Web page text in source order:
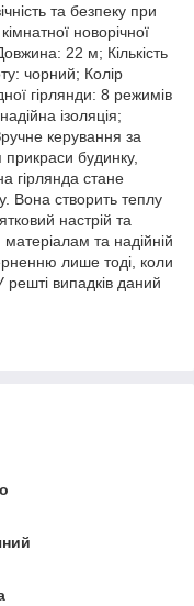
та безпеку при
новорічної
22 м; Кількість
чорний; Колір
гірлянди: 8 режимів
ізоляція;
керування за
будинку,
гірлянда стане
Вона створить теплу
настрій та
та надійній
лише тоді, коли
решті випадків даний